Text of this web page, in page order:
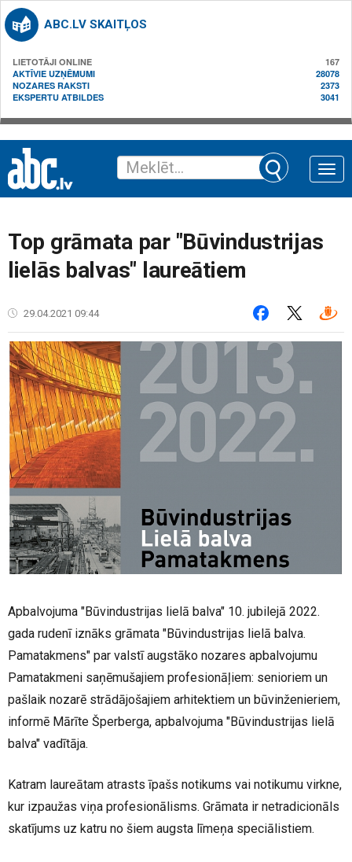
ABC.LV SKAITĻOS
LIETOTĀJI ONLINE
167
AKTĪVIE UZŅĒMUMI
28078
NOZARES RAKSTI
2373
EKSPERTU ATBILDES
3041
Toggle
Top grāmata par "Būvindustrijas
lielās balvas" laureātiem
29.04.2021 09:44
Apbalvojuma "Būvindustrijas lielā balva" 10. jubilejā 2022.
gada rudenī iznāks grāmata "Būvindustrijas lielā balva.
Pamatakmens" par valstī augstāko nozares apbalvojumu
Pamatakmeni saņēmušajiem profesionāļiem: senioriem un
pašlaik nozarē strādājošajiem arhitektiem un būvinženieriem,
informē Mārīte Šperberga, apbalvojuma "Būvindustrijas lielā
balva" vadītāja.
Katram laureātam atrasts īpašs notikums vai notikumu virkne,
kur izpaužas viņa profesionālisms. Grāmata ir netradicionāls
skatījums uz katru no šiem augsta līmeņa speciālistiem.